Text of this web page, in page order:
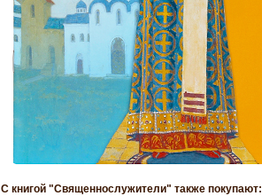
С книгой "Священнослужители" также покупают: